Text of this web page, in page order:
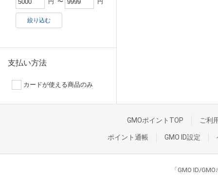
円 〜 円
絞り込む
支払い方法
カードが使える商品のみ
GMOポイントTOP ご利
ポイント通帳 GMO ID設定
「GMO ID/